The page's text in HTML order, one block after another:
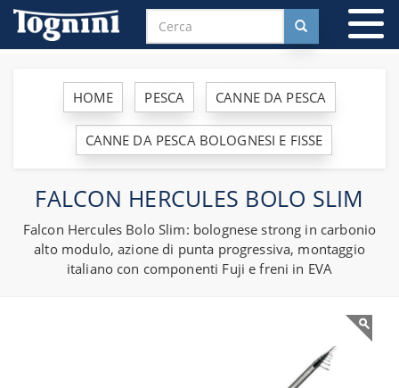
HOME PESCA CANNE DA PESCA
CANNE DA PESCA BOLOGNESI E FISSE
FALCON HERCULES BOLO SLIM
Falcon Hercules Bolo Slim: bolognese strong in carbonio
alto modulo, azione di punta progressiva, montaggio
italiano con componenti Fuji e freni in EVA